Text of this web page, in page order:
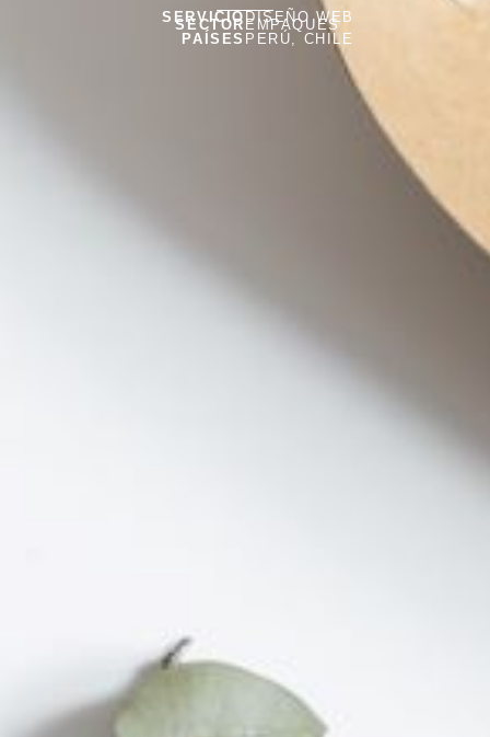
SERVICIO DISEÑO WEB
SECTOR EMPAQUES
PAÍSES PERÚ, CHILE